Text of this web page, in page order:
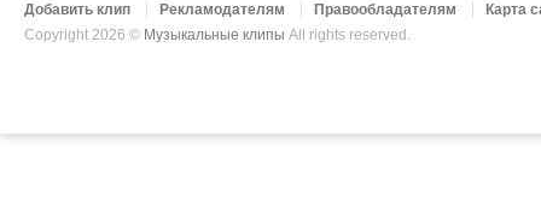
Добавить клип Рекламодателям Правообладателям
Карта
Copyright 2026 © Музыкальные клипы All rights reserved.